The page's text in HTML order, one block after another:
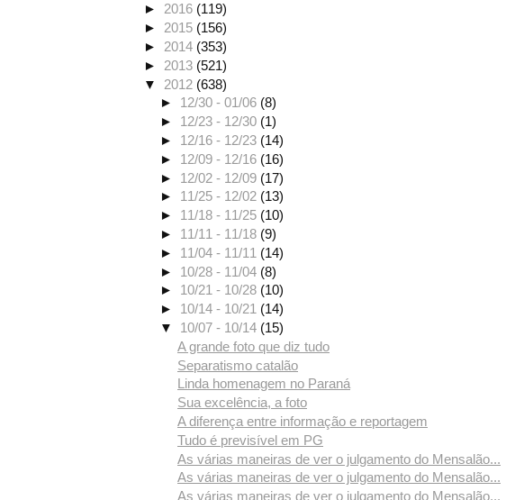
►2016 (119)
► 2015 (156)
► 2014 (353)
► 2013 (521)
▼ 2012 (638)
► 12/30 - 01/06 (8)
► 12/23 - 12/30 (1)
► 12/16 - 12/23 (14)
► 12/09 - 12/16 (16)
► 12/02 - 12/09 (17)
► 11/25 - 12/02 (13)
► 11/18 - 11/25 (10)
► 11/11 - 11/18 (9)
► 11/04 - 11/11 (14)
► 10/28 - 11/04 (8)
► 10/21 - 10/28 (10)
► 10/14 - 10/21 (14)
▼ 10/07 - 10/14 (15)
A grande foto que diz tudo
Separatismo catalão
Linda homenagem no Paraná
Sua excelência, a foto
A diferença entre informação e reportagem
Tudo é previsível em PG
As várias maneiras de ver o julgamento do Mensalão...
As várias maneiras de ver o julgamento do Mensalão...
As várias maneiras de ver o julgamento do Mensalão...